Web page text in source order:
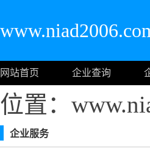
网站首页 企业查询
位置：
企业服务